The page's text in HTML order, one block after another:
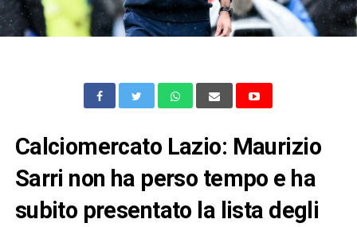
Calciomercato Lazio: Maurizio
Sarri non ha perso tempo e ha
subito presentato la lista degli